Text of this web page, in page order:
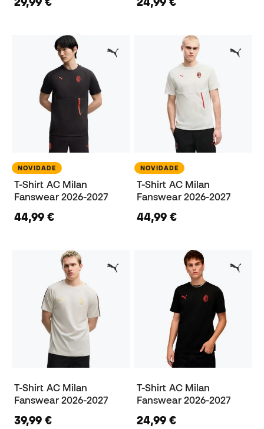
NOVIDADE
T-Shirt AC Milan
Fanswear 2026-2027
44,99 €
NOVIDADE
T-Shirt AC Milan
Fanswear 2026-2027
44,99 €
T-Shirt AC Milan
Fanswear 2026-2027
39,99 €
T-Shirt AC Milan
Fanswear 2026-2027
24,99 €